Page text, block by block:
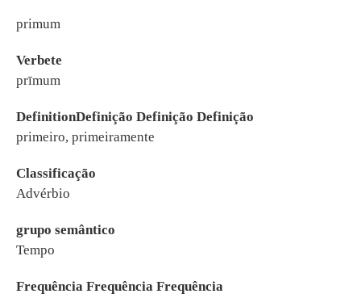
primum
Verbete
prīmum
DefinitionDefinição Definição Definição
primeiro, primeiramente
Classificação
Advérbio
grupo semântico
Tempo
Frequência Frequência Frequência